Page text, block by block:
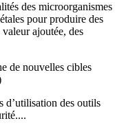
des microorganismes
pour produire des
ajoutée, des
de nouvelles cibles
d’utilisation des outils